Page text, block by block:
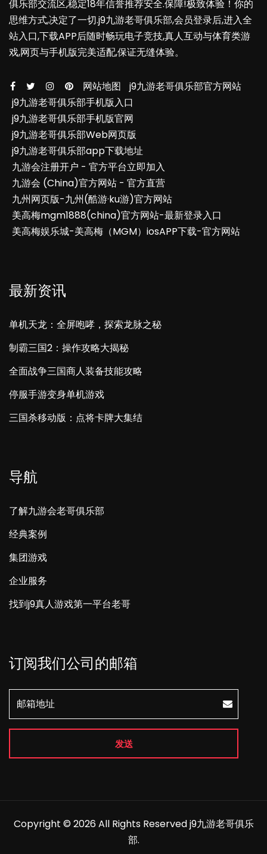
俱乐部交流区,稳定18年信誉推荐安全.保障!极致体验！你的
思维方式,决定了一切.j9九游老哥俱乐部,会员登录后,进入全
站入口,下载APP后随时畅玩电子竞技,真人互动与体育类游
戏,网页与手机版完美适配,保证无缝体验。
网站地图
j9九游老哥俱乐部官方网站
j9九游老哥俱乐部手机版入口
j9九游老哥俱乐部手机版官网
j9九游老哥俱乐部Web网页版
j9九游老哥俱乐部app下载地址
九游会注册开户 - 官方平台立即加入
九游会 (China)官方网站 - 官方直营
九州网页版-九州(酷游·ku游)官方网站
美高梅mgm1888(china)官方网站-最新登录入口
美高梅娱乐城-美高梅（MGM）iosAPP下载-官方网站
最新资讯
单机天龙：全屏咆哮，探索龙脉之秘
制霸三国2：操作攻略大揭秘
全面战争三国商人装备技能攻略
停服手游变身单机游戏
三国杀移动版：点将卡牌大集结
导航
了解九游会老哥俱乐部
经典案例
集团游戏
企业服务
找到j9真人游戏第一平台老哥
订阅我们公司的邮箱
发送
Copyright © 2026 All Rights Reservedj9九游老哥俱乐
部.